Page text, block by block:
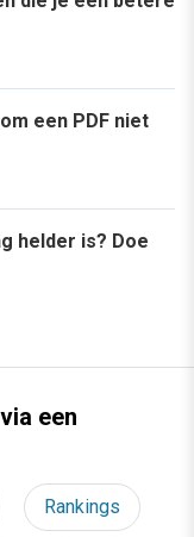
een PDF niet
helder is? Doe
een
Rankings